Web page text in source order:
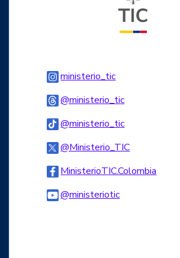
ministerio_ticLogo Instagram
@ministerio_ticLogo Threads
@ministerio_ticLogo Tiktok
@Ministerio_TICLogo Twitter
MinisterioTIC.Colombia
@ministerioticLogo Youtube